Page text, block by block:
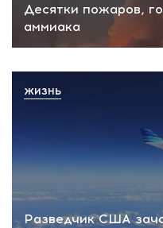
Десятки пожаров,
аммиака
Разведчик США
ЖИЗНЬ